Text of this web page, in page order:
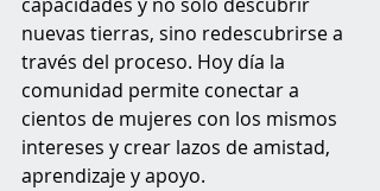
nuevas tierras, sino redescubrirse a
través del proceso. Hoy día la
comunidad permite conectar a
cientos de mujeres con los mismos
intereses y crear lazos de amistad,
aprendizaje y apoyo.